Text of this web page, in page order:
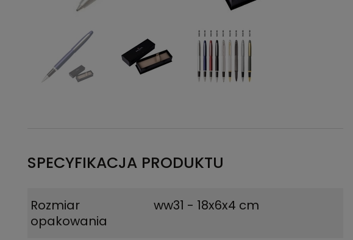
SPECYFIKACJA PRODUKTU
Rozmiar
opakowania
ww31 - 18x6x4 cm